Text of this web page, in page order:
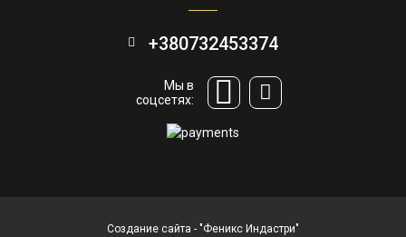
+380732453374
Мы в
соцсетях:
Создание сайта - "Феникс Индастри"